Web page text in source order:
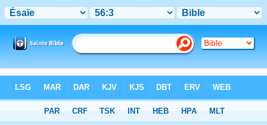
Chapitre 56> Verset 3